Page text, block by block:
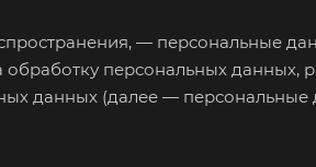
— персональные
персональных
данных (далее —